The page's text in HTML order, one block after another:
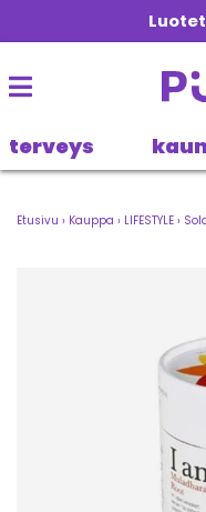
terveys
Etusivu › Kauppa › LIFESTYLE ›